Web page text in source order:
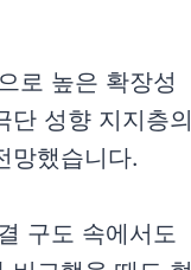
로 높은 확장성
단 성향 지지층의
망했습니다.
구도 속에서도